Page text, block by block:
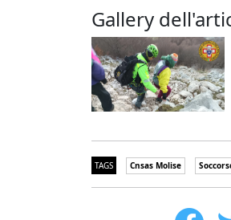
Gallery
TAGS Cnsas Molise